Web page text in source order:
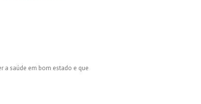
a saúde em bom estado e que